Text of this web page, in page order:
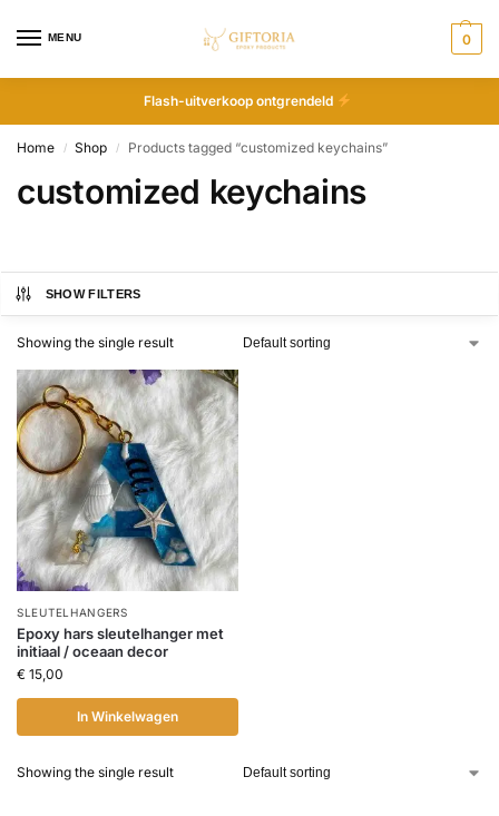
MENU 0
Flash-uitverkoop ontgrendeld
Home / Shop / Products tagged “customized keychains”
customized keychains
SHOW FILTERS
Showing the single result
SLEUTELHANGERS
Epoxy hars sleutelhanger met
initiaal / oceaan decor
€ 15,00
In Winkelwagen
Showing the single result